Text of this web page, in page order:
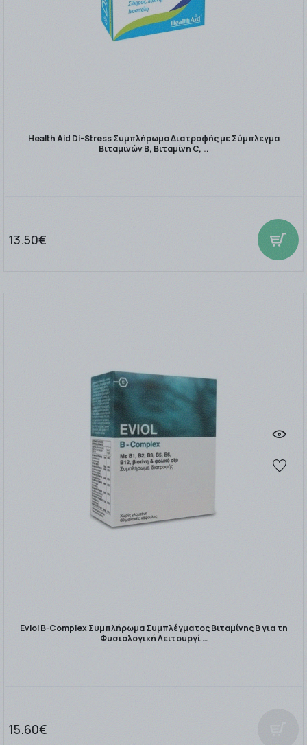
Health Aid Di-Stress Συμπλήρωμα Διατροφής με Σύμπλεγμα
Βιταμινών Β, Βιταμίνη C, …
13.50€
Eviol B-Complex Συμπλήρωμα Συμπλέγματος Βιταμίνης B για τη
Φυσιολογική Λειτουργί …
15.60€